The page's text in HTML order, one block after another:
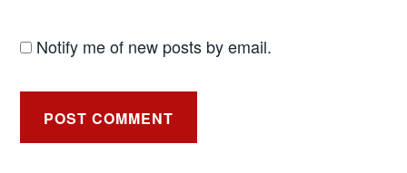
Notify me of new posts by email.